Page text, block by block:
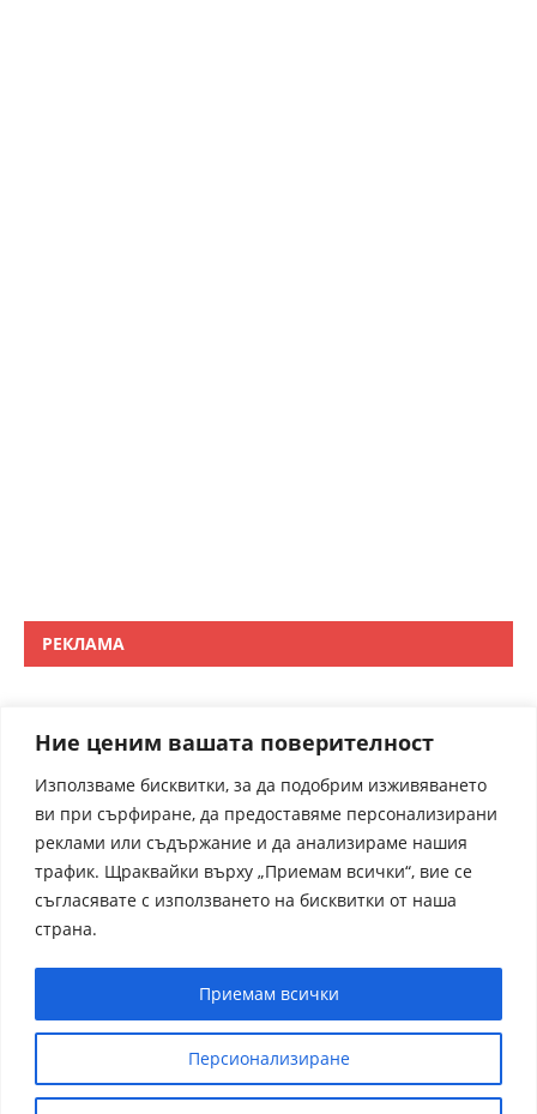
Ние ценим вашата поверителност
Използваме бисквитки, за да подобрим изживяването
ви при сърфиране, да предоставяме персонализирани
реклами или съдържание и да анализираме нашия
трафик. Щраквайки върху „Приемам всички“, вие се
съгласявате с използването на бисквитки от наша
страна.
Персионализиране
Приемам всички
РЕКЛАМА